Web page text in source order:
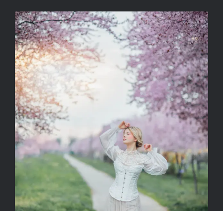
CÍM NÉLKÜL
VÁGÓ-MÁTH SZILVIA